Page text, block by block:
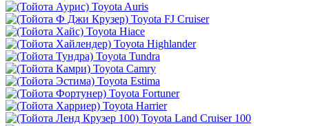
Toyota Auris
Toyota FJ Cruiser
Toyota Hiace
Toyota Highlander
Toyota Tundra
Toyota Camry
Toyota Estima
Toyota Fortuner
Toyota Harrier
Toyota Land Cruiser 100